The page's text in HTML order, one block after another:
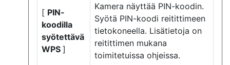
[ PIN-
koodilla
syötettävä
WPS ]
Kamera näyttää PIN-koodin.
Syötä PIN-koodi reitittimeen
tietokoneella. Lisätietoja on
reitittimen mukana
toimitetuissa ohjeissa.